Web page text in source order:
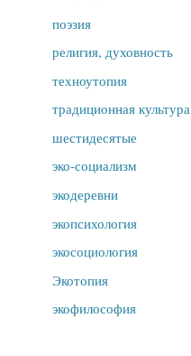
поэзия
религия, духовность
техноутопия
традиционная культура
шестидесятые
эко-социализм
экодеревни
экопсихология
экосоциология
Экотопия
экофилософия